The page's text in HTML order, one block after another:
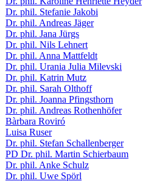
Dr. phil. Stefanie Jakobi
Dr. phil. Andreas Jäger
Dr. phil. Jana Jürgs
Dr. phil. Nils Lehnert
Dr. phil. Anna Mattfeldt
Dr. phil. Urania Julia Milevski
Dr. phil. Katrin Mutz
Dr. phil. Sarah Olthoff
Dr. phil. Joanna Pfingsthorn
Dr. phil. Andreas Rothenhöfer
Bàrbara Roviró
Luisa Ruser
Dr. phil. Stefan Schallenberger
PD Dr. phil. Martin Schierbaum
Dr. phil. Anke Schulz
Dr. phil. Uwe Spörl